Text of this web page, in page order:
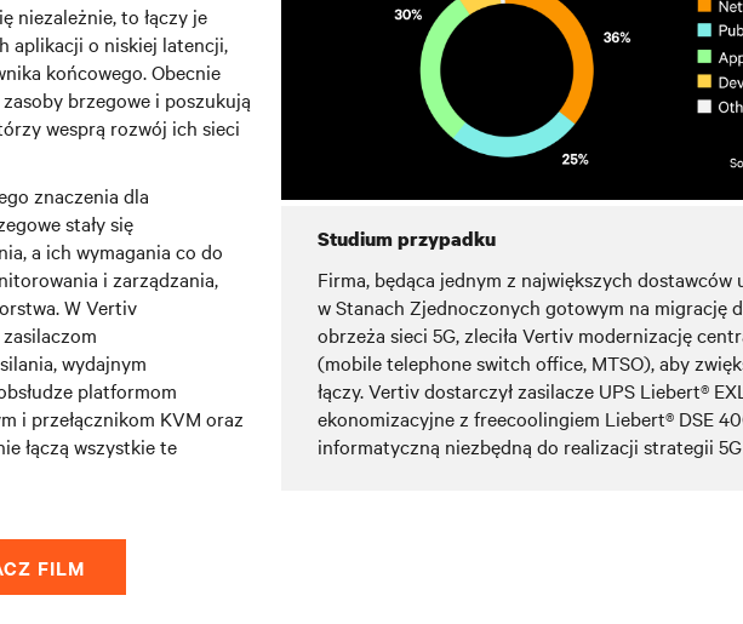
niezależnie, to łączy je
aplikacji o niskiej latencji,
końcowego. Obecnie
brzegowe i poszukują
wesprą rozwój ich sieci
znaczenia dla
stały się
a ich wymagania co do
i zarządzania,
W Vertiv
wydajnym
platformom
i przełącznikom KVM oraz
łączą wszystkie te
FILM
Studium przypadku
Firma, będąca jednym z największych dostawców
w Stanach Zjednoczonych gotowym na migrację
obrzeża sieci 5G, zleciła Vertiv modernizację
(mobile telephone switch office, MTSO), aby
łączy. Vertiv dostarczył zasilacze UPS Liebert®
ekonomizacyjne z freecoolingiem Liebert® DSE
informatyczną niezbędną do realizacji strategii